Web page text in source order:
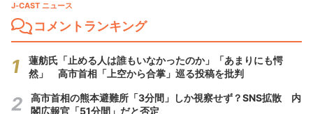
J-CAST ニュース
コメントランキング
蓮舫氏「止める人は誰もいなかったのか」「あまりにも愕
然」 高市首相「上空から合掌」巡る投稿を批判
高市首相の熊本避難所「3分間」しか視察せず？SNS拡散 内
閣広報官「51分間」だと否定